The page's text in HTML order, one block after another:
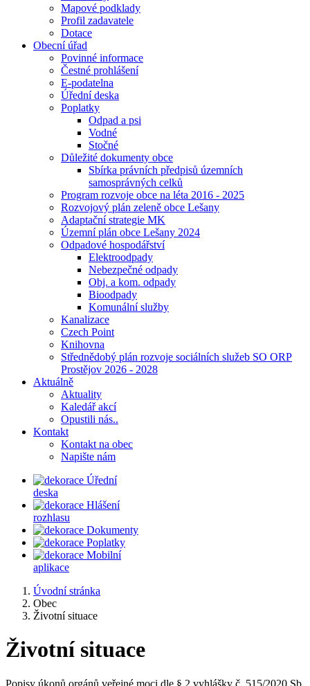
Mapové podklady
Profil zadavatele
Dotace
Obecní úřad
Povinné informace
Čestné prohlášení
E-podatelna
Úřední deska
Poplatky
Odpad a psi
Vodné
Stočné
Důležité dokumenty obce
Sbírka právních předpisů územních
samosprávných celků
Program rozvoje obce na léta 2016 - 2025
Rozvojový plán zeleně obce Lešany
Adaptační strategie MK
Územní plán obce Lešany 2024
Odpadové hospodářství
Elektroodpady
Nebezpečné odpady
Obj. a kom. odpady
Bioodpady
Komunální služby
Kanalizace
Czech Point
Knihovna
Střednědobý plán rozvoje sociálních služeb SO ORP
Prostějov 2026 - 2028
Aktuálně
Aktuality
Kaledář akcí
Opustili nás..
Kontakt
Kontakt na obec
Napište nám
Úřední
deska
Hlášení
rozhlasu
Dokumenty
Poplatky
Mobilní
aplikace
Úvodní stránka
Obec
Životní situace
Životní situace
Popisy úkonů orgánů veřejné moci dle § 2 vyhlášky č. 515/2020 Sb.